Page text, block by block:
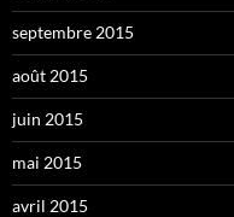
septembre 2015
août 2015
juin 2015
mai 2015
avril 2015